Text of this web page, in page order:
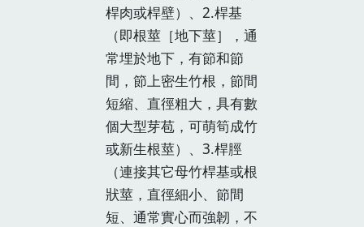
桿肉或桿壁）、2.桿基
（即根莖［地下莖］，通
常埋於地下，有節和節
間，節上密生竹根，節間
短縮、直徑粗大，具有數
個大型芽苞，可萌筍成竹
或新生根莖）、3.桿脛
（連接其它母竹桿基或根
狀莖，直徑細小、節間
短、通常實心而強韌，不